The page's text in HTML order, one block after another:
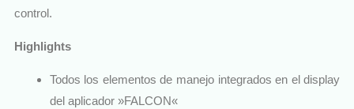
control.
Highlights
Todos los elementos de manejo integrados en el display
del aplicador »FALCON«